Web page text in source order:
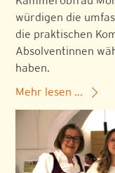
würdigen die
die praktischen
Absolventinnen
haben.
Mehr lesen ...